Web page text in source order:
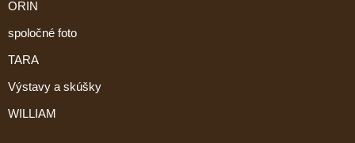
ORIN
spoločné foto
TARA
Výstavy a skúšky
WILLIAM